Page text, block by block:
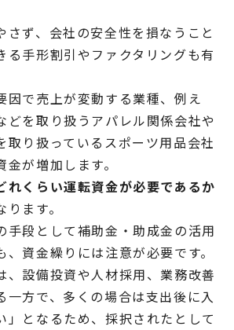
さず、会社の安全性を損なうこと
る手形割引やファクタリングも有
因で売上が変動する業種、例え
どを取り扱うアパレル関係会社や
取り扱っているスポーツ用品会社
が増加します。
れくらい運転資金が必要であるか
ります。
手段として補助金・助成金の活用
資金繰りには注意が必要です。
、設備投資や人材採用、業務改善
一方で、多くの場合は支出後に入
」となるため、採択されたとして